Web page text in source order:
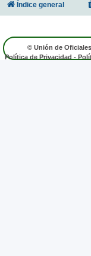
Índice general
© Unión de
Política de Privacidad -